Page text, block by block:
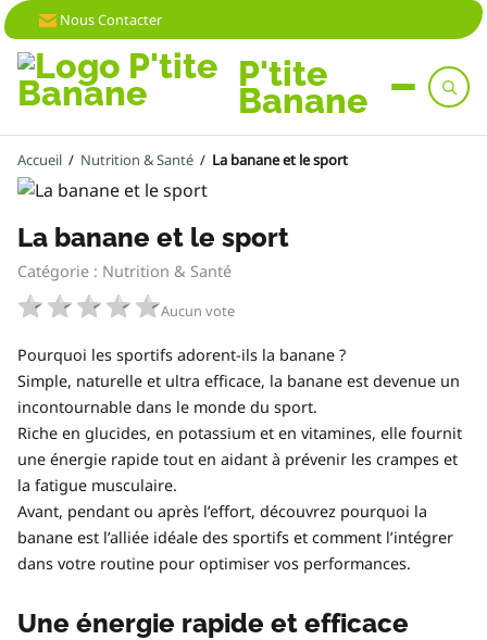
Nous Contacter
P'tite
Banane
Accueil / Nutrition & Santé / La banane et le sport
La banane et le sport
Catégorie : Nutrition & Santé
Aucun vote
Pourquoi les sportifs adorent-ils la banane ?
Simple, naturelle et ultra efficace, la banane est devenue un
incontournable dans le monde du sport.
Riche en glucides, en potassium et en vitamines, elle fournit
une énergie rapide tout en aidant à prévenir les crampes et
la fatigue musculaire.
Avant, pendant ou après l’effort, découvrez pourquoi la
banane est l’alliée idéale des sportifs et comment l’intégrer
dans votre routine pour optimiser vos performances.
Une énergie rapide et efficace